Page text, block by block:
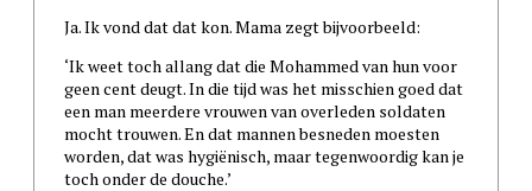
Ja. Ik vond dat dat kon. Mama zegt bijvoorbeeld:
‘Ik weet toch allang dat die Mohammed van hun voor
geen cent deugt. In die tijd was het misschien goed dat
een man meerdere vrouwen van overleden soldaten
mocht trouwen. En dat mannen besneden moesten
worden, dat was hygiënisch, maar tegenwoordig kan je
toch onder de douche.’